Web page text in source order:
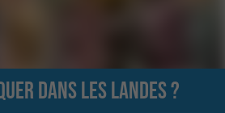
dans les Landes ?